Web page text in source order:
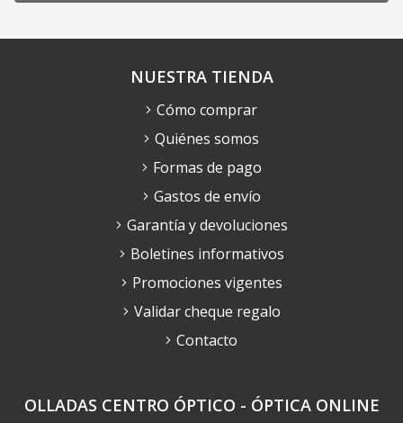
OLLADAS CENTRO ÓPTICO - ÓPTICA ONLINE
NUESTRA TIENDA
Cómo comprar
Quiénes somos
Formas de pago
Gastos de envío
Garantía y devoluciones
Boletines informativos
Promociones vigentes
Validar cheque regalo
Contacto